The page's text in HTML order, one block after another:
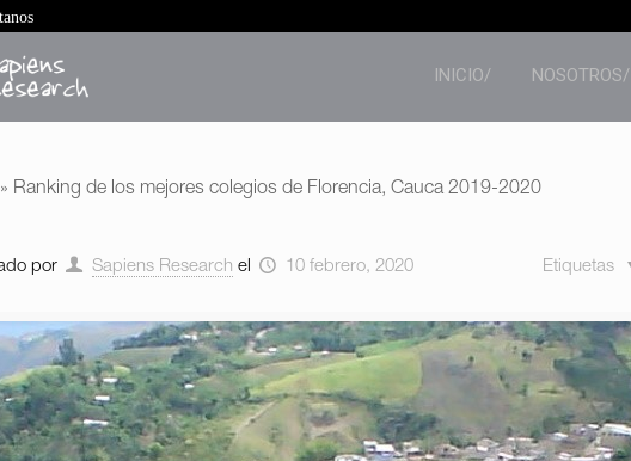
INICIO/ NOSOTROS/
» Ranking de los mejores colegios de Florencia, Cauca 2019-2020
por Sapiens Research el 10 febrero, 2020 Etiquetas